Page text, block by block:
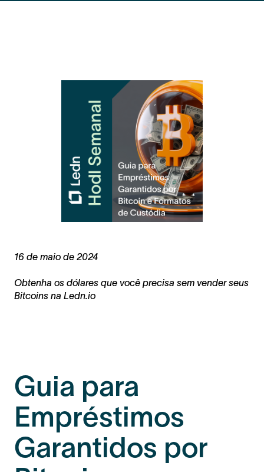
16 de maio de 2024
Obtenha os dólares que você precisa sem vender seus
Bitcoins na Ledn.io
Guia para
Empréstimos
Garantidos por